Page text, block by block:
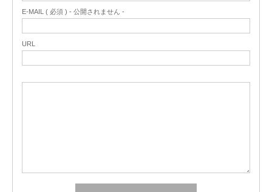
E-MAIL ( 必須 ) - 公開されません -
URL